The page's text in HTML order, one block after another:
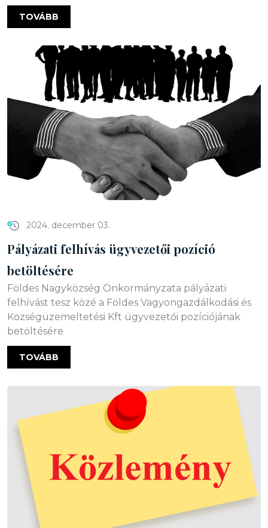
TOVÁBB
2024. december 03.
Pályázati felhívás ügyvezetői pozíció
betöltésére
Földes Nagyközség Önkormányzata pályázati
felhívást tesz közé a Földes Vagyongazdálkodási és
Községüzemeltetési Kft ügyvezetői pozíciójának
betöltésére
TOVÁBB